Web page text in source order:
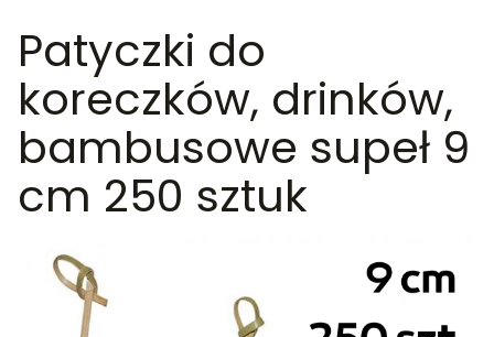
Patyczki do
koreczków, drinków,
bambusowe supeł 9
cm 250 sztuk